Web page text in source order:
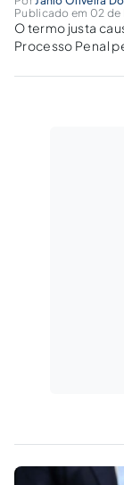
Publicado em 02 de
O termo justa
Processo Penal
recebimento de